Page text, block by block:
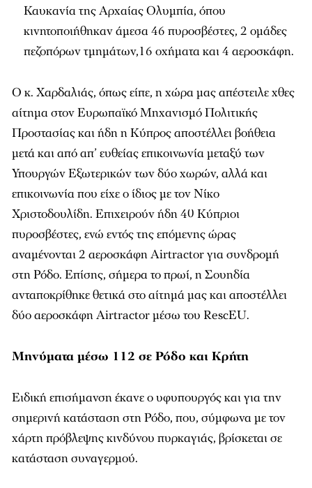
Καυκανία της Αρχαίας Ολυμπία, όπου
κινητοποιήθηκαν άμεσα 46 πυροσβέστες, 2 ομάδες
πεζοπόρων τμημάτων,16 οχήματα και 4 αεροσκάφη.
Ο κ. Χαρδαλιάς, όπως είπε, η χώρα μας απέστειλε χθες
αίτημα στον Ευρωπαϊκό Μηχανισμό Πολιτικής
Προστασίας και ήδη η Κύπρος αποστέλλει βοήθεια
μετά και από απ’ ευθείας επικοινωνία μεταξύ των
Υπουργών Εξωτερικών των δύο χωρών, αλλά και
επικοινωνία που είχε ο ίδιος με τον Νίκο
Χριστοδουλίδη. Επιχειρούν ήδη 40 Κύπριοι
πυροσβέστες, ενώ εντός της επόμενης ώρας
αναμένονται 2 αεροσκάφη Airtractor για συνδρομή
στη Ρόδo. Επίσης, σήμερα το πρωί, η Σουηδία
ανταποκρίθηκε θετικά στο αίτημά μας και αποστέλλει
δύο αεροσκάφη Airtractor μέσω του RescEU.
Μηνύματα μέσω 112 σε Ρόδο και Κρήτη
Ειδική επισήμανση έκανε ο υφυπουργός και για την
σημερινή κατάσταση στη Ρόδο, που, σύμφωνα με τον
χάρτη πρόβλεψης κινδύνου πυρκαγιάς, βρίσκεται σε
κατάσταση συναγερμού.